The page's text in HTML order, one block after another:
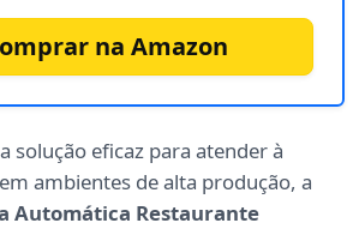
na Amazon
solução eficaz para atender à
ambientes de alta produção, a
Automática Restaurante